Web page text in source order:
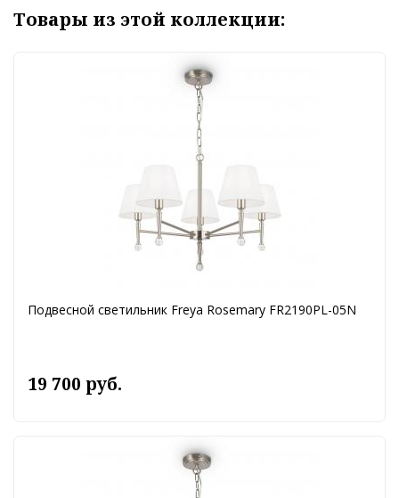
Товары из этой коллекции:
Подвесной светильник Freya Rosemary FR2190PL-05N
19 700 руб.